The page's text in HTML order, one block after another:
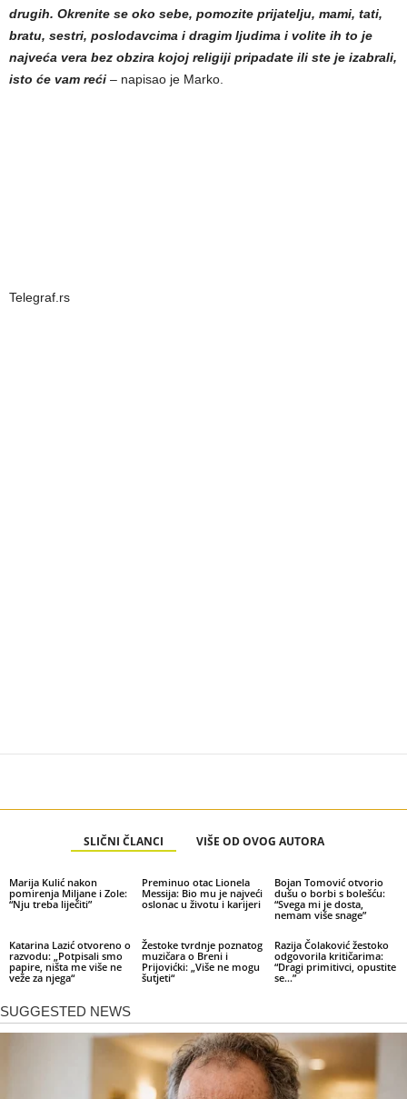
drugih. Okrenite se oko sebe, pomozite prijatelju, mami, tati,
bratu, sestri, poslodavcima i dragim ljudima i volite ih to je
najveća vera bez obzira kojoj religiji pripadate ili ste je izabrali,
isto će vam reći – napisao je Marko.
Telegraf.rs
SLIČNI ČLANCI VIŠE OD OVOG AUTORA
Marija Kulić nakon
pomirenja Miljane i Zole:
“Nju treba liječiti”
Preminuo otac Lionela
Messija: Bio mu je najveći
oslonac u životu i karijeri
Bojan Tomović otvorio
dušu o borbi s bolešću:
“Svega mi je dosta,
nemam više snage”
Katarina Lazić otvoreno o
razvodu: „Potpisali smo
papire, ništa me više ne
veže za njega“
Žestoke tvrdnje poznatog
muzičara o Breni i
Prijovićki: „Više ne mogu
šutjeti“
Razija Čolaković žestoko
odgovorila kritičarima:
“Dragi primitivci, opustite
se…”